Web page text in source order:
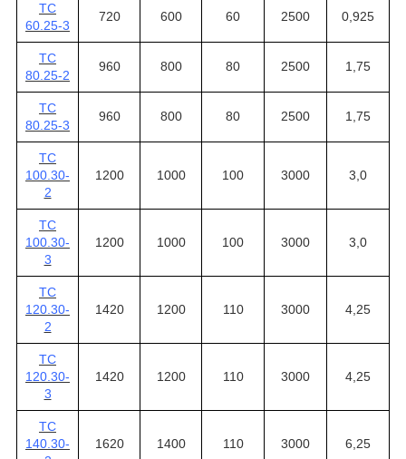
ТС
60.25-3
720 600 60 2500 0,925
ТС
80.25-2
960 800 80 2500 1,75
ТС
80.25-3
960 800 80 2500 1,75
ТС
100.30-
2
1200 1000 100 3000 3,0
ТС
100.30-
3
1200 1000 100 3000 3,0
ТС
120.30-
2
1420 1200 110 3000 4,25
ТС
120.30-
3
1420 1200 110 3000 4,25
ТС
140.30-
1620 1400 110 3000 6,25